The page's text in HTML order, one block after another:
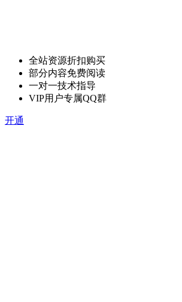
全站资源折扣购买
部分内容免费阅读
一对一技术指导
VIP用户专属QQ群
开通